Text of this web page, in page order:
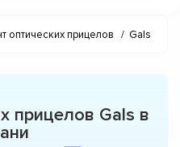
оптических прицелов / Gals
прицелов Gals в